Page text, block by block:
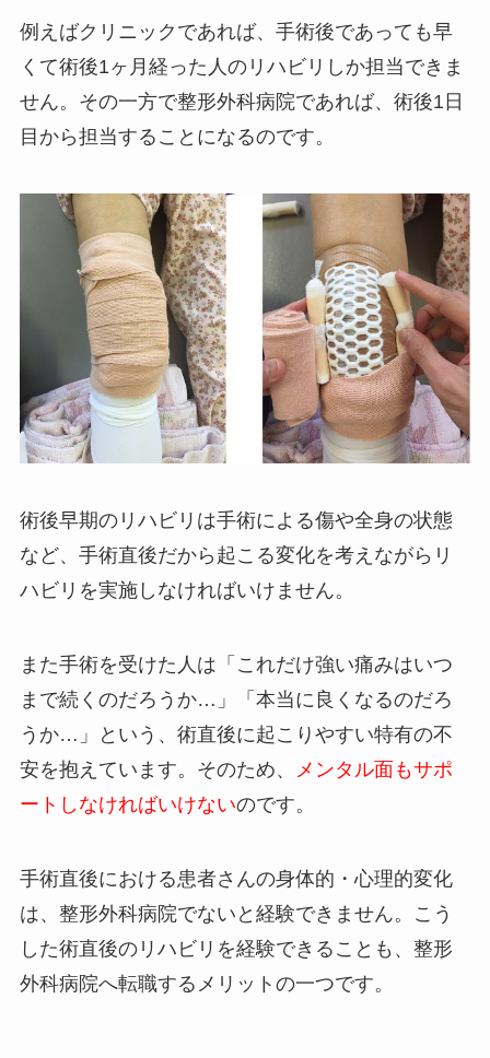
例えばクリニックであれば、手術後であっても早
くて術後1ヶ月経った人のリハビリしか担当できま
せん。その一方で整形外科病院であれば、術後1日
目から担当することになるのです。
術後早期のリハビリは手術による傷や全身の状態
など、手術直後だから起こる変化を考えながらリ
ハビリを実施しなければいけません。
また手術を受けた人は「これだけ強い痛みはいつ
まで続くのだろうか…」「本当に良くなるのだろ
うか…」という、術直後に起こりやすい特有の不
安を抱えています。そのため、
メンタル面もサポ
ートしなければいけないのです。
手術直後における患者さんの身体的・心理的変化
は、整形外科病院でないと経験できません。こう
した術直後のリハビリを経験できることも、整形
外科病院へ転職するメリットの一つです。